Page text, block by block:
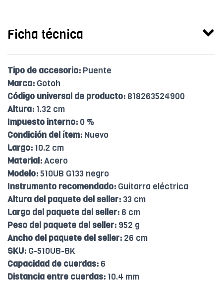
Ficha técnica
Tipo de accesorio: Puente
Marca: Gotoh
Código universal de producto: 818263524900
Altura: 1.32 cm
Impuesto interno: 0 %
Condición del ítem: Nuevo
Largo: 10.2 cm
Material:Acero
Modelo:510UB G133 negro
Instrumento recomendado: Guitarra eléctrica
Altura del paquete del seller: 33 cm
Largo del paquete del seller: 6 cm
Peso del paquete del seller: 952 g
Ancho del paquete del seller: 26 cm
SKU: G-510UB-BK
Capacidad de cuerdas: 6
Distancia entre cuerdas: 10.4 mm